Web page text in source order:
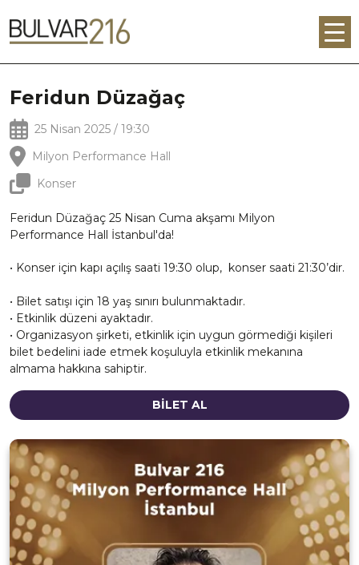
Feridun Düzağaç
25 Nisan 2025 / 19:30
Milyon Performance Hall
Konser
Feridun Düzağaç 25 Nisan Cuma akşamı Milyon
Performance Hall İstanbul'da!
• Konser için kapı açılış saati 19:30 olup, konser saati 21:30’dir.
• Bilet satışı için 18 yaş sınırı bulunmaktadır.
• Etkinlik düzeni ayaktadır.
• Organizasyon şirketi, etkinlik için uygun görmediği kişileri
bilet bedelini iade etmek koşuluyla etkinlik mekanına
almama hakkına sahiptir.
BİLET AL